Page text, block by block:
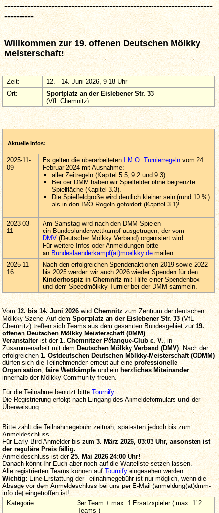
-----------------------------------------------------------------------
----------
Willkommen zur 19. offenen Deutschen Mölkky
Meisterschaft!
Zeit:
12. - 14. Juni 2026, 9-18 Uhr
Ort:
Sportplatz an der Eislebener Str. 33
(VfL Chemnitz)
.
Aktuelle Infos:
2025-11-
09
Es gelten die überarbeiteten I.M.O. Turnierregeln vom 24.
Februar 2024 mit Ausnahme:
aller Zeitregeln (Kapitel 5.5, 9.2 und 9.3).
Bei der DMM haben wir Spielfelder ohne begrenzte
Spielfläche (Kapitel 3.3).
Die Spielfeldgröße wird deutlich kleiner sein (rund 10 %)
als in den IMO-Regeln gefordert (Kapitel 3.1)!
2023-03-
11
Am Samstag wird nach den DMM-Spielen
ein Bundesländerwettkampf ausgetragen, der vom
DMV (Deutscher Mölkky Verband) organisiert wird.
Für weitere Infos oder Anmeldungen bitte
an Bundeslaenderkampf(at)moelkky.de mailen.
2025-11-
16
Nach den erfolgreichen Spendenaktionen 2019 sowie 2022
bis 2025 werden wir auch 2026 wieder Spenden für den
Kinderhospiz in Chemnitz mit Hilfe einer Spendenbox
und dem Speedmölkky-Turnier bei der DMM sammeln.
Vom12. bis 14. Juni 2026wird Chemnitzzum Zentrum der deutschen
Mölkky-Szene: Auf demSportplatz an der Eislebener Str. 33(VfL
Chemnitz) treffen sich Teams aus dem gesamten Bundesgebiet zur19.
offenen Deutschen Mölkky Meisterschaft (DMM).
Veranstalterist der1. Chemnitzer Pétanque-Club e. V., in
Zusammenarbeit mit demDeutschen Mölkky Verband (DMV). Nach der
erfolgreichen1. Ostdeutschen Deutschen Mölkky-Meisterschaft (ODMM)
dürfen sich die Teilnehmenden erneut auf eineprofessionelle
Organisation, faire Wettkämpfeund einherzliches Miteinander
innerhalb der Mölkky-Community freuen.
Für die Teilnahme benutzt bitteTournify.
Die Registrierung erfolgt nach Eingang des Anmeldeformularsundder
Überweisung.
Bitte zahlt die Teilnahmegebühr zeitnah, spätesten jedoch bis zum
Anmeldeschluss.
Für Early-Bird Anmelder bis zum3. März 2026, 03:03 Uhr, ansonsten ist
der reguläre Preis fällig.
Anmeldeschluss ist der25. Mai 2026 24:00 Uhr!
Danach könnt Ihr Euch aber noch auf die Warteliste setzen lassen.
Alle registrierten Teams können aufTournifyeingesehen werden.
Wichtig:Eine Erstattung der Teilnahmegebühr ist nur möglich, wenn die
Absage vor dem Anmeldeschluss bei uns per E-Mail (anmeldung(at)dmm-
info.de) eingetroffen ist!
Kategorie:
3er Team + max. 1 Ersatzspieler ( max. 112
Teams )